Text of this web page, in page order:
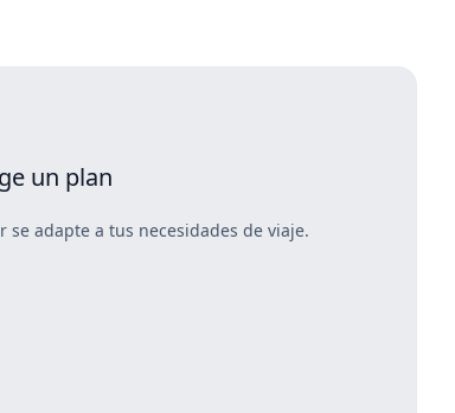
un plan
se adapte a tus necesidades de viaje.